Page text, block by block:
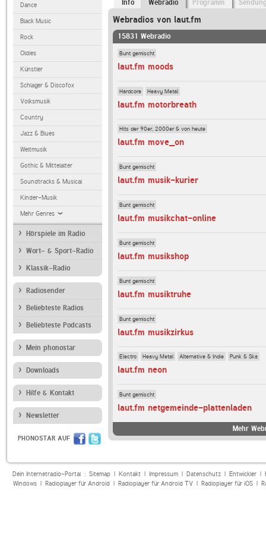
Dance
Black Music
Rock
Oldies
Künstler
Schlager & Discofox
Volksmusik
Country
Jazz & Blues
Weltmusik
Gothic & Mittelalter
Soundtracks & Musical
Kinder-Musik
Mehr Genres
Hörspiele im Radio
Wort- & Sport-Radio
Klassik-Radio
Radiosender
Beliebteste Radios
Beliebteste Podcasts
Mein phonostar
Downloads
Hilfe & Kontakt
Newsletter
PHONOSTAR AUF
Info Webradio Programm
Webradios von laut.fm
15831 Webradio
Bunt gemischt
laut.fm moods
Hardcore Heavy Metal
laut.fm motorbreath
Hits der 90er, 2000er & von heute
laut.fm move_on
Bunt gemischt
laut.fm musik-kurier
Bunt gemischt
laut.fm musikchat-online
Bunt gemischt
laut.fm musikshop
Bunt gemischt
laut.fm musiktruhe
Bunt gemischt
laut.fm musikzirkus
Electro Heavy Metal Alternative & Indie Punk & Ska
laut.fm neon
Bunt gemischt
laut.fm netgemeinde-plattenladen
Mehr
Dein Internetradio-Portal : Sitemap| Kontakt| Impressum| Datenschutz| Entwickler|
Windows| Radioplayer für Android| Radioplayer für Android TV| Radioplayer für iOS|